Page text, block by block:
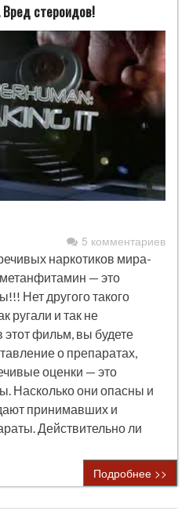
стероидов!
5 комментариев
наркотиков мира-
метанфитамин — это
Нет другого такого
ругали и так не
фильм, вы будете
о препаратах,
оценки — это
Насколько они опасны и
принимавших и
Действительно ли
Подробнее >>